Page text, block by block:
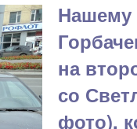
Нашему
на
со
фото),